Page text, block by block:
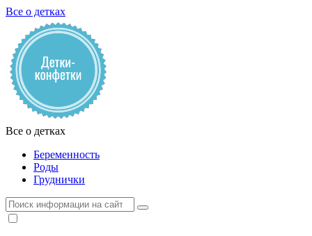
Все о детках
Все о детках
Беременность
Роды
Груднички